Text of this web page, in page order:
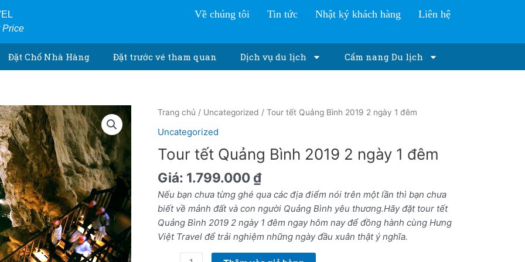
Price
Về chúng tôi Tin tức Nhật ký khách hàng Liên hệ
Đặt Chổ Nhà Hàng Đặt trước vé tham quan Dịch vụ du lịch Cẩm nang Du lịch
Trang chủ / Uncategorized / Tour tết Quảng Bình 2019 2 ngày 1 đêm
Uncategorized
Tour tết Quảng Bình 2019 2 ngày 1 đêm
Giá: 1.799.000 ₫
Nếu bạn chưa từng ghé qua các địa điểm nói trên một lần thì bạn chưa
biết về mảnh đất và con người Quảng Bình yêu thương.Hãy đặt tour tết
Quảng Bình 2019 2 ngày 1 đêm ngay hôm nay để đồng hành cùng Hưng
Việt Travel để trải nghiệm những ngày đầu xuân thật ý nghĩa.
Tour
Bình
2
ngày
1
đêm
số
lượng